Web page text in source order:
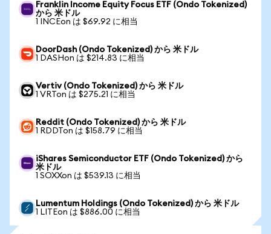
Franklin Income Equity Focus ETF (Ondo Tokenized)
から 米ドル
1 INCEon は $69.92 に相当
DoorDash (Ondo Tokenized) から 米ドル
1 DASHon は $214.83 に相当
Vertiv (Ondo Tokenized) から 米ドル
1 VRTon は $275.21 に相当
Reddit (Ondo Tokenized) から 米ドル
1 RDDTon は $158.79 に相当
iShares Semiconductor ETF (Ondo Tokenized) から
米ドル
1 SOXXon は $539.13 に相当
Lumentum Holdings (Ondo Tokenized) から 米ドル
1 LITEon は $886.00 に相当